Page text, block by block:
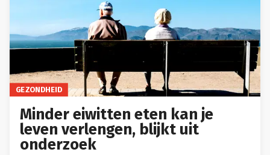
GEZONDHEID
Minder eiwitten eten kan je
leven verlengen, blijkt uit
onderzoek